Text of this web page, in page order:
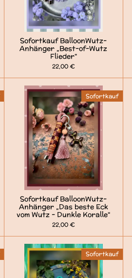
Sofortkauf BalloonWutz-
Anhänger „Best-of-Wutz
Flieder“
22,00 €
Sofortkauf
Sofortkauf BalloonWutz-
Anhänger „Das beste Eck
vom Wutz - Dunkle Koralle“
22,00 €
Sofortkauf